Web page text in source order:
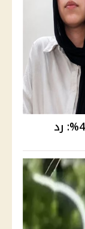
القصة الكاملة لأزمة ريم صاحبة الـ4%: رد